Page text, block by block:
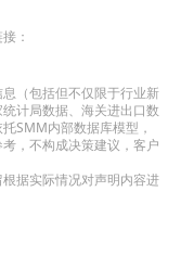
料不需要熔炼处
：
（包括但不仅限于行业新
计局数据、海关进出口数
SMM内部数据库模型，
，不构成决策建议，客户
据实际情况对声明内容进